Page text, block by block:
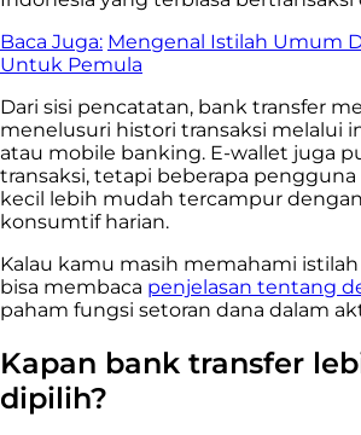
Baca Juga: Mengenal Istilah Umum
Untuk Pemula
Dari sisi pencatatan, bank transfer
menelusuri histori transaksi melalui
atau mobile banking. E-wallet juga
transaksi, tetapi beberapa pengguna
kecil lebih mudah tercampur
konsumtif harian.
Kalau kamu masih memahami
bisa membaca penjelasan tentang
paham fungsi setoran dana dalam
Kapan bank transfer
dipilih?